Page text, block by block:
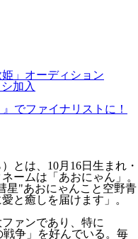
」オーディション
加入
でファイナリストに！
とは、10月16日生まれ・
ームは「 あおにゃん 」。
星"あおにゃんこと空野青
と癒しを届けます 」。
ァンであり、特に
戦争」を好んでいる。毎